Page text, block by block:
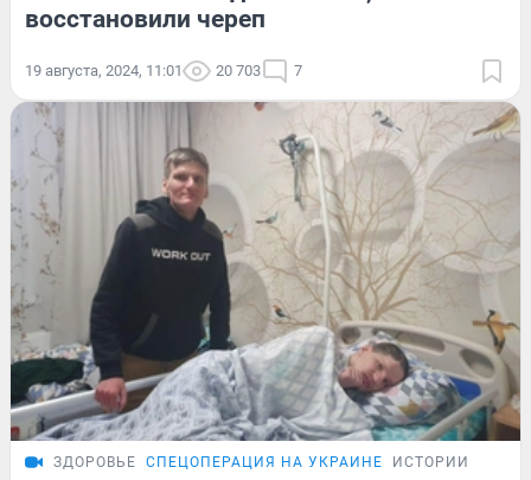
восстановили череп
19 августа, 2024, 11:01 20 703 7
ЗДОРОВЬЕ СПЕЦОПЕРАЦИЯ НА УКРАИНЕ ИСТОРИИ